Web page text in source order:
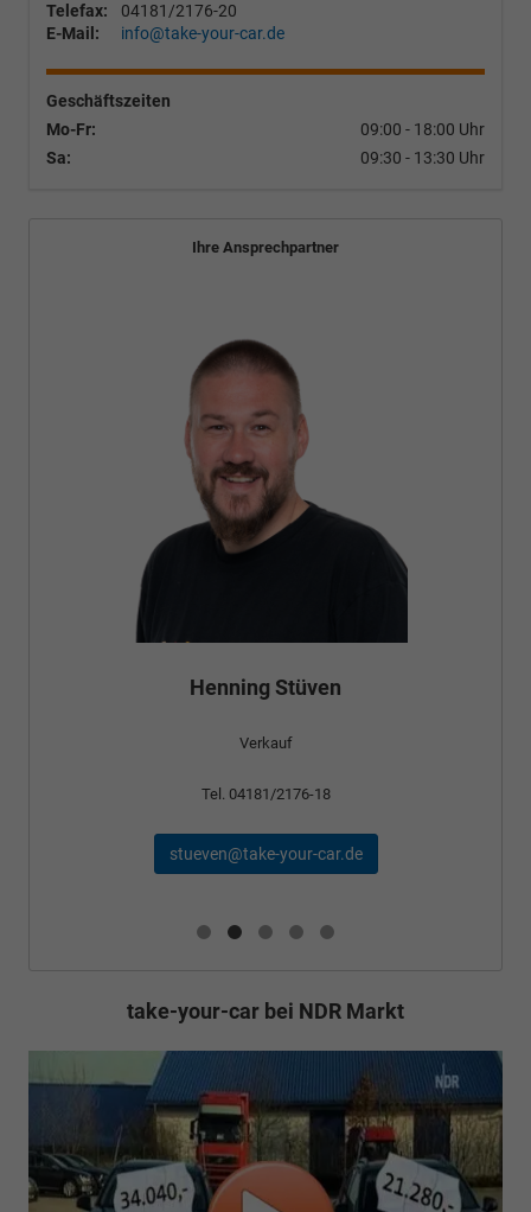
Telefax:
04181/2176-20
E-Mail:
info@take-your-car.de
Geschäftszeiten
Mo-Fr:
09:00 - 18:00 Uhr
Sa:
09:30 - 13:30 Uhr
Ihre Ansprechpartner
Henning Stüven
Verkauf
Tel. 04181/2176-18
stueven@take-your-car.de
take-your-car bei NDR Markt